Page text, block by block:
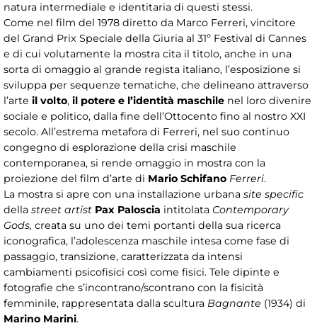
natura intermediale e identitaria di questi stessi.
Come nel film del 1978 diretto da Marco Ferreri, vincitore
del Grand Prix Speciale della Giuria al 31º Festival di Cannes
e di cui volutamente la mostra cita il titolo, anche in una
sorta di omaggio al grande regista italiano, l’esposizione si
sviluppa per sequenze tematiche, che delineano attraverso
l’arte il volto, il potere e l’identità maschile nel loro divenire
sociale e politico, dalla fine dell’Ottocento fino al nostro XXI
secolo. All’estrema metafora di Ferreri, nel suo continuo
congegno di esplorazione della crisi maschile
contemporanea, si rende omaggio in mostra con la
proiezione del film d’arte di Mario Schifano Ferreri.
La mostra si apre con una installazione urbana site specific
della street artist Pax Paloscia intitolata Contemporary
Gods, creata su uno dei temi portanti della sua ricerca
iconografica, l’adolescenza maschile intesa come fase di
passaggio, transizione, caratterizzata da intensi
cambiamenti psicofisici così come fisici. Tele dipinte e
fotografie che s’incontrano/scontrano con la fisicità
femminile, rappresentata dalla scultura Bagnante (1934) di
Marino Marini.